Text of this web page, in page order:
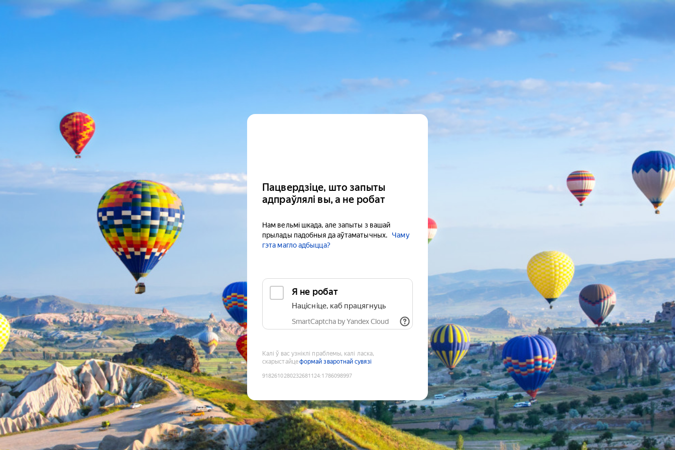
Пацвердзіце, што запыты
адпраўлялі вы, а не робат
Нам вельмі шкада, але запыты з вашай
прылады падобныя да аўтаматычных.
Чаму
гэта магло адбыцца?
Я не робат
Націсніце, каб працягнуць
SmartCaptcha by Yandex Cloud
Калі ў вас узніклі праблемы, калі ласка,
скарыстайцеформай зваротнай сувязі
9182610280232681124:1786098997